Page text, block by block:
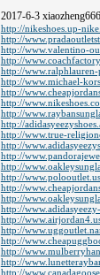
2017-6-3
http://nikeshoes.up-
http://
http://www.valentino-
http://
http://
http://www.michael-
http://
http://
http://
http://
http://www.true-
http://
http://
http://
http://
http://
http://
http://
http://
http://
http://
http://
http://
http://